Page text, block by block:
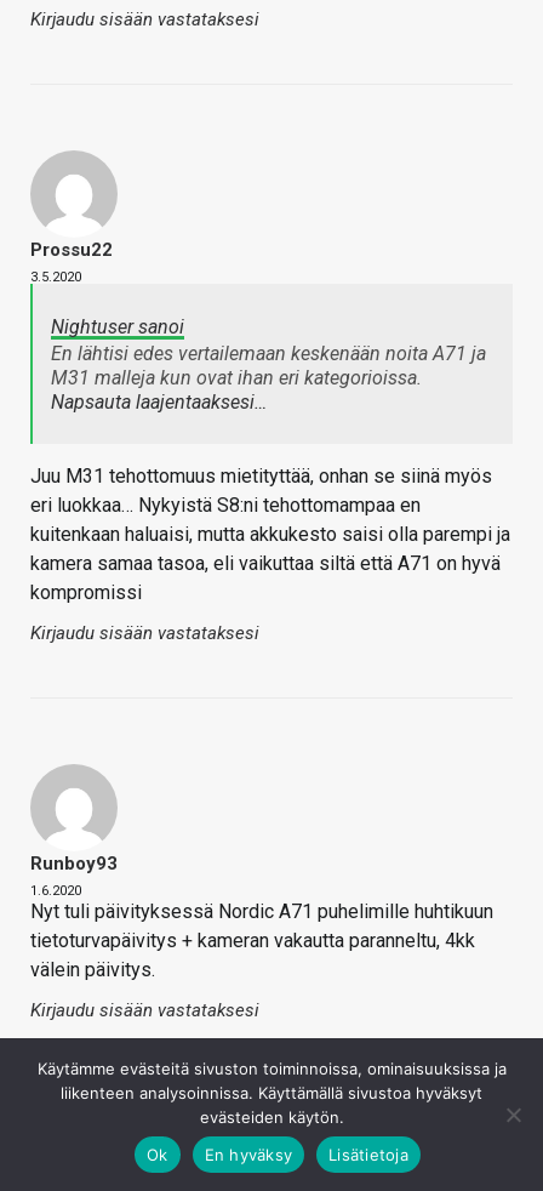
Kirjaudu sisään vastataksesi
Prossu22
3.5.2020
Nightuser sanoi
En lähtisi edes vertailemaan keskenään noita A71 ja
M31 malleja kun ovat ihan eri kategorioissa.
Napsauta laajentaaksesi…
Juu M31 tehottomuus mietityttää, onhan se siinä myös
eri luokkaa… Nykyistä S8:ni tehottomampaa en
kuitenkaan haluaisi, mutta akkukesto saisi olla parempi ja
kamera samaa tasoa, eli vaikuttaa siltä että A71 on hyvä
kompromissi
Kirjaudu sisään vastataksesi
Runboy93
1.6.2020
Nyt tuli päivityksessä Nordic A71 puhelimille huhtikuun
tietoturvapäivitys + kameran vakautta paranneltu, 4kk
välein päivitys.
Kirjaudu sisään vastataksesi
Kommentoi uutista tai artikkelia foorumilla
Käytämme evästeitä sivuston toiminnoissa, ominaisuuksissa ja
liikenteen analysoinnissa. Käyttämällä sivustoa hyväksyt
evästeiden käytön.
Ok
En hyväksy Lisätietoja